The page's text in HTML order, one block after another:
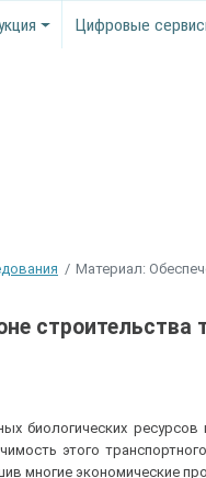
Цифровые
Материал:
строительства
биологических
этого
многие экономические